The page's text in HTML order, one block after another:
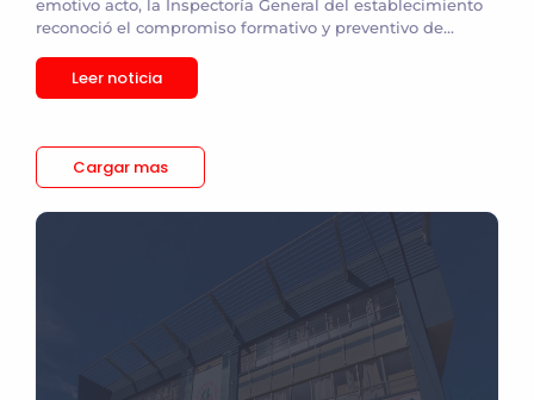
emotivo acto, la Inspectoría General del establecimiento
reconoció el compromiso formativo y preventivo de...
Leer noticia
Cargar mas